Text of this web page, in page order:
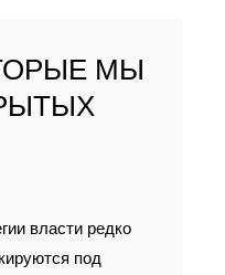
МЫ
власти редко
под